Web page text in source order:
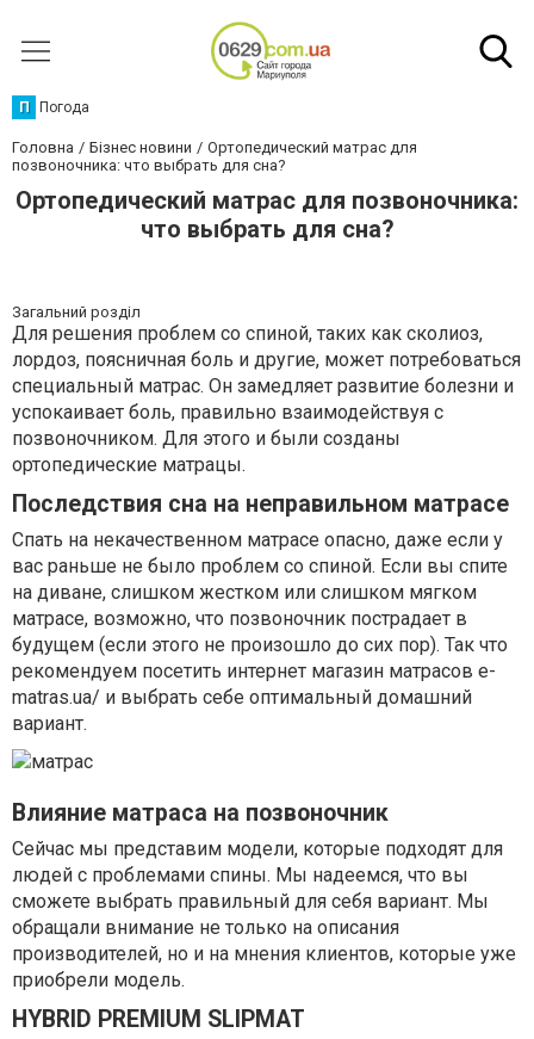
П Погода
Головна Бізнес новини
Ортопедический матрас для
позвоночника: что выбрать для сна?
Ортопедический матрас для позвоночника:
что выбрать для сна?
Загальний розділ
Для решения проблем со спиной, таких как сколиоз,
лордоз, поясничная боль и другие, может потребоваться
специальный матрас. Он замедляет развитие болезни и
успокаивает боль, правильно взаимодействуя с
позвоночником. Для этого и были созданы
ортопедические матрацы.
Последствия сна на неправильном матрасе
Спать на некачественном матрасе опасно, даже если у
вас раньше не было проблем со спиной. Если вы спите
на диване, слишком жестком или слишком мягком
матрасе, возможно, что позвоночник пострадает в
будущем (если этого не произошло до сих пор). Так что
рекомендуем посетить интернет магазин матрасов e-
matras.ua/ и выбрать себе оптимальный домашний
вариант.
Влияние матраса на позвоночник
Сейчас мы представим модели, которые подходят для
людей с проблемами спины. Мы надеемся, что вы
сможете выбрать правильный для себя вариант. Мы
обращали внимание не только на описания
производителей, но и на мнения клиентов, которые уже
приобрели модель.
HYBRID PREMIUM SLIPMAT